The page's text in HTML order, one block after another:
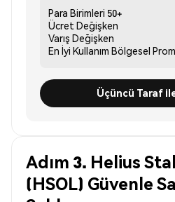
Para Birimleri 50+
Ücret Değişken
Varış Değişken
En İyi Kullanım Bölgesel
Üçüncü Taraf
Adım 3. Helius
(HSOL) Güvenle